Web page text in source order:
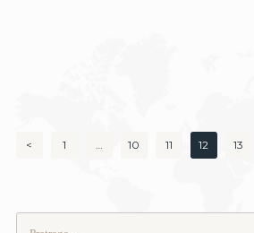
Brojevi
< PAGE
1 … PAGE
10 PAGE
11 PAGE
12 13